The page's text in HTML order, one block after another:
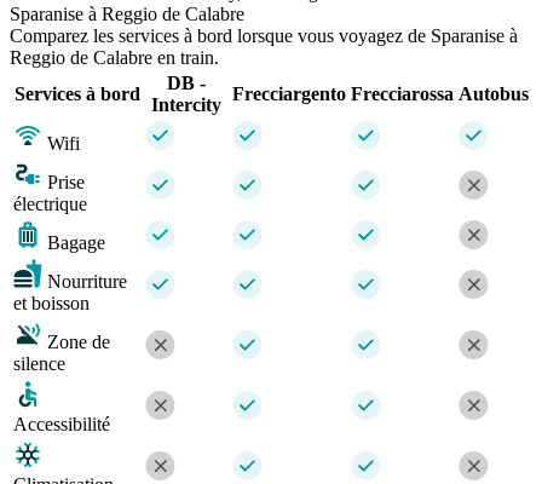
Sparanise à Reggio de Calabre
Comparez les services à bord lorsque vous voyagez de Sparanise à
Reggio de Calabre en train.
Services à bord
DB -
Intercity
Frecciargento Frecciarossa Autobus
Wifi
Prise
électrique
Bagage
Nourriture
et boisson
Zone de
silence
Accessibilité